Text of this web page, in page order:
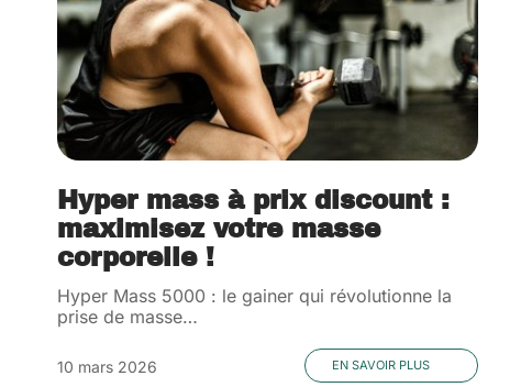
Hyper mass à prix discount :
maximisez votre masse
corporelle !
Hyper Mass 5000 : le gainer qui révolutionne la
prise de masse…
10 mars 2026 EN SAVOIR PLUS